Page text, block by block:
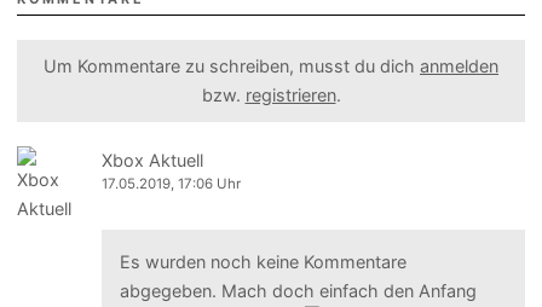
Um Kommentare zu schreiben, musst du dich anmelden
bzw. registrieren.
Xbox Aktuell
17.05.2019, 17:06 Uhr
Es wurden noch keine Kommentare
abgegeben. Mach doch einfach den Anfang